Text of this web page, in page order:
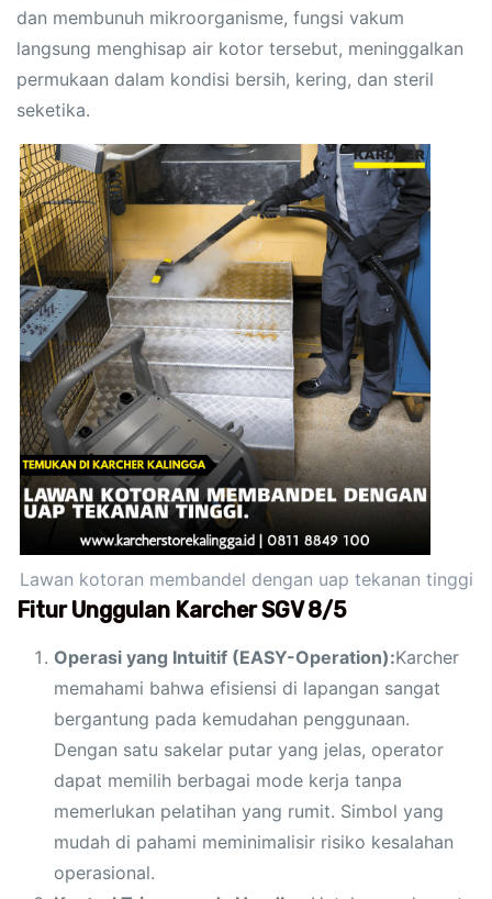
dan membunuh mikroorganisme, fungsi vakum
langsung menghisap air kotor tersebut, meninggalkan
permukaan dalam kondisi bersih, kering, dan steril
seketika.
Lawan kotoran membandel dengan uap tekanan tinggi
Fitur Unggulan Karcher SGV 8/5
Operasi yang Intuitif (EASY-Operation):Karcher
memahami bahwa efisiensi di lapangan sangat
bergantung pada kemudahan penggunaan.
Dengan satu sakelar putar yang jelas, operator
dapat memilih berbagai mode kerja tanpa
memerlukan pelatihan yang rumit. Simbol yang
mudah di pahami meminimalisir risiko kesalahan
operasional.